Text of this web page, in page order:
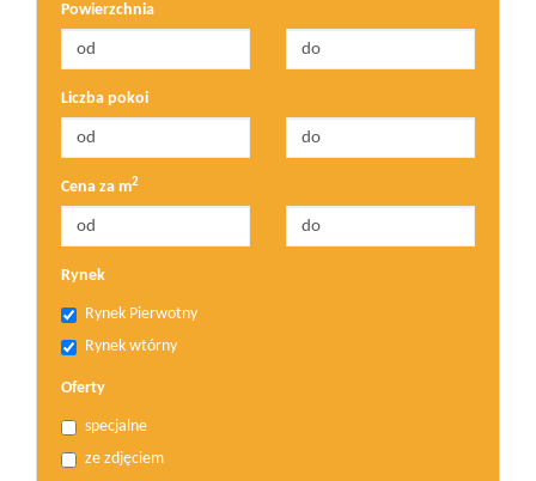
Powierzchnia
Liczba pokoi
Cena za m2
Rynek
Rynek Pierwotny
Rynek wtórny
Oferty
specjalne
ze zdjęciem